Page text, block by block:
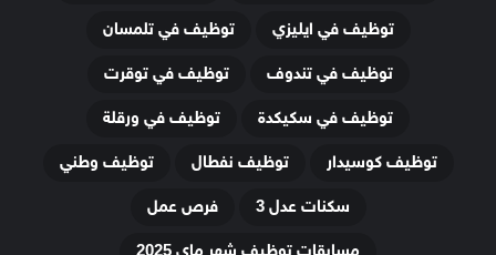
توظيف في ايليزي
توظيف في تلمسان
توظيف في تندوف
توظيف في توقرت
توظيف في سكيكدة
توظيف في ورقلة
توظيف كوسيدار
توظيف نفطال
توظيف وطني
سكنات عدل 3
فرص عمل